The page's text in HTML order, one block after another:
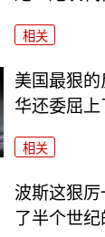
相关
美国最狠
华还委屈上
相关
波斯这狠
了半个世纪